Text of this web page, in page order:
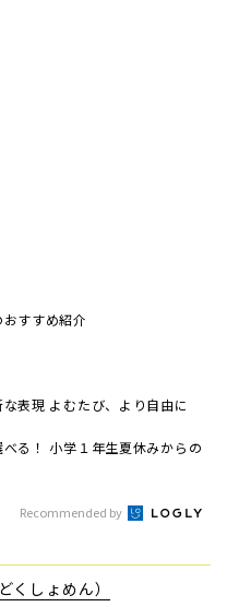
すすめ紹介
表現 よむたび、より自由に
る！ 小学１年生夏休みからの
Recommended by
くしょめん）